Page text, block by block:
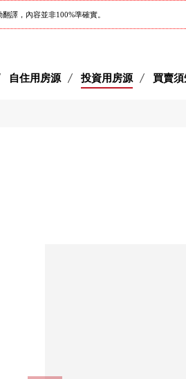
譯，內容並非100%準確實。
自住用房源 投資用房源 買賣須